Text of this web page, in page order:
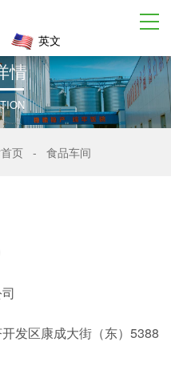
英文
情
页 - 食品车间
发区康成大街（东）5388